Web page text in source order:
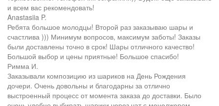
и всем вас рекомендовать!
Anastasiia P.
Ребята большое молодцы! Второй раз заказываю шары и
счастлива ))) Минимум вопросов, максимум заботы! Заказы
были доставлены точно в срок! Шары отличного качество!
Большой выбор и цены приятные! Большое спасибо!
Римма И.
Заказывали композицию из шариков на День Рождения
дочери. Очень довольны и благодарны за отлично
выстроенный процесс от момента заказа до доставки. Было